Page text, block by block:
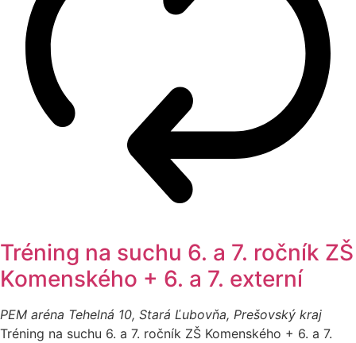
Tréning na suchu 6. a 7. ročník ZŠ
Komenského + 6. a 7. externí
PEM aréna Tehelná 10, Stará Ľubovňa, Prešovský kraj
Tréning na suchu 6. a 7. ročník ZŠ Komenského + 6. a 7.